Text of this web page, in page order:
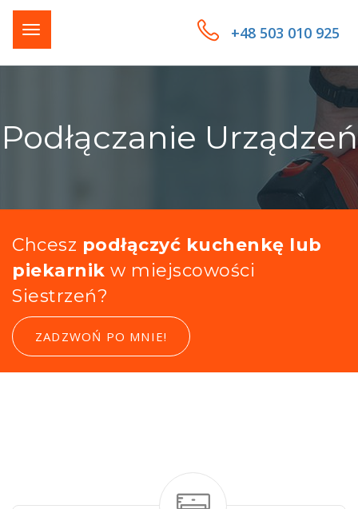
+48 503 010 925
Podłączanie Urządzeń
Chcesz podłączyć kuchenkę lub
piekarnik w miejscowości
Siestrzeń?
ZADZWOŃ PO MNIE!